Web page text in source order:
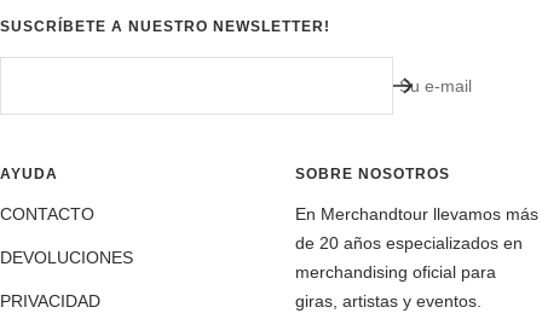
SUSCRÍBETE A NUESTRO NEWSLETTER!
Su e-mail
AYUDA
CONTACTO
DEVOLUCIONES
PRIVACIDAD
SOBRE NOSOTROS
En Merchandtour llevamos más
de 20 años especializados en
merchandising oficial para
giras, artistas y eventos.